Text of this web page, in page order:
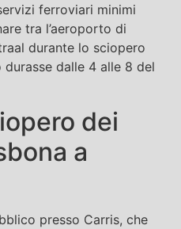
ferroviari minimi
tra l’aeroporto di
durante lo sciopero
dalle 4 alle 8 del
dei
a
presso Carris, che